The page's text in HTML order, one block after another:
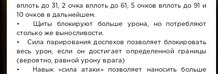
вплоть до 31, 2 очка вплоть до 61, 5 очков вплоть до 91 и
10 очков в дальнейшем.
• Щиты блокируют больше урона, но потребляют
столько же выносливости.
• Сила парирования доспехов позволяет блокировать
весь урон, если он достигает определенной границы
(вероятно, равной урону врага)
• Навык «сила атаки» позволяет наносить больше